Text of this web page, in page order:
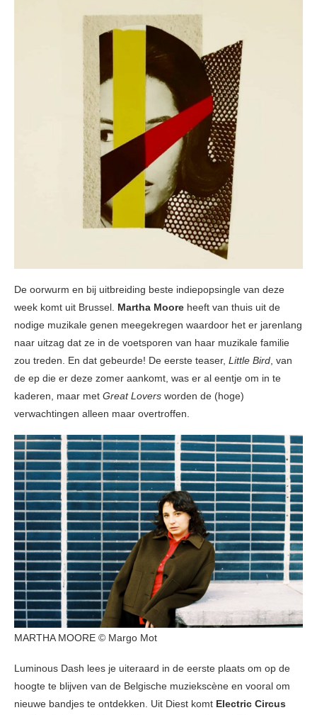
De oorwurm en bij uitbreiding beste indiepopsingle van deze
week komt uit Brussel. Martha Moore heeft van thuis uit de
nodige muzikale genen meegekregen waardoor het er jarenlang
naar uitzag dat ze in de voetsporen van haar muzikale familie
zou treden. En dat gebeurde! De eerste teaser, Little Bird, van
de ep die er deze zomer aankomt, was er al eentje om in te
kaderen, maar met Great Lovers worden de (hoge)
verwachtingen alleen maar overtroffen.
MARTHA MOORE © Margo Mot
Luminous Dash lees je uiteraard in de eerste plaats om op de
hoogte te blijven van de Belgische muziekscène en vooral om
nieuwe bandjes te ontdekken. Uit Diest komt Electric Circus